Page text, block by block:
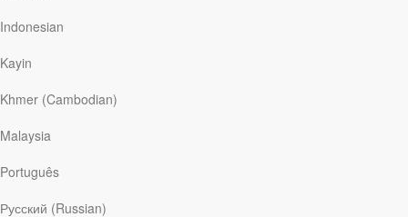
Indonesian
Kayin
Khmer (Cambodian)
Malaysia
Português
Русский (Russian)
Майк Уитмер
Майк Уитмер
«Рай – это место на земле», «Не переставайте верить»,